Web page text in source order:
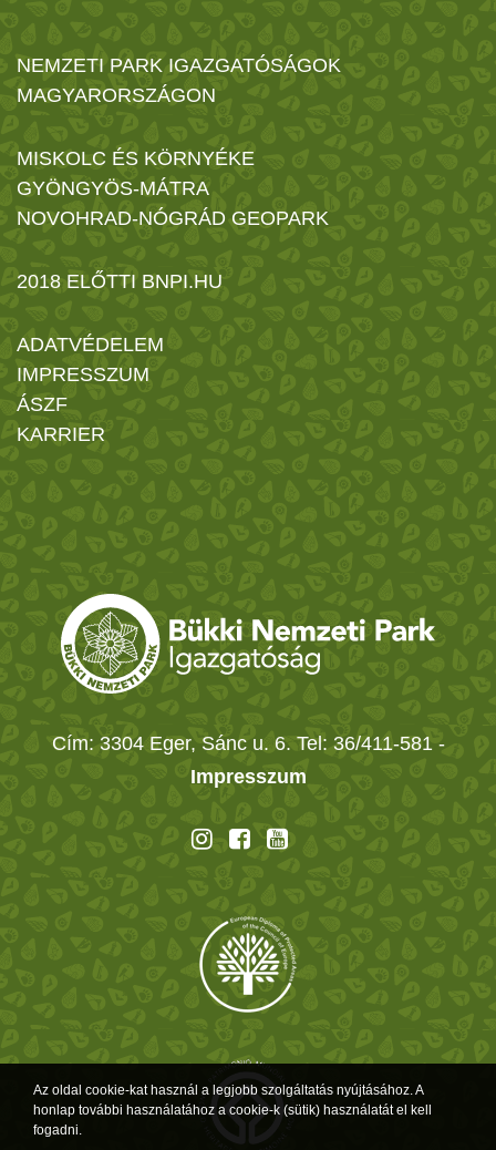
NEMZETI PARK IGAZGATÓSÁGOK
MAGYARORSZÁGON
MISKOLC ÉS KÖRNYÉKE
GYÖNGYÖS-MÁTRA
NOVOHRAD-NÓGRÁD GEOPARK
2018 ELŐTTI BNPI.HU
ADATVÉDELEM
IMPRESSZUM
ÁSZF
KARRIER
Cím: 3304 Eger, Sánc u. 6. Tel: 36/411-581 -
Impresszum
Az oldal cookie-kat használ a legjobb szolgáltatás nyújtásához. A
honlap további használatához a cookie-k (sütik) használatát el kell
fogadni.